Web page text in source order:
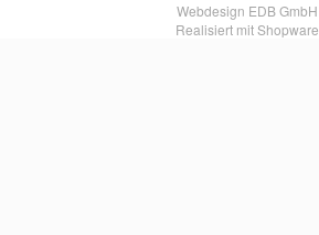
Webdesign EDB GmbH
Realisiert mit Shopware